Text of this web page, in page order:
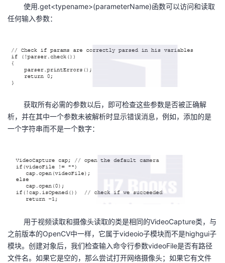
的
课
程
我
的
认
证
我
的
实
我
的
藏
我
技
术
支
持
的
云
声
建
使用.get<typename>(parameterName)函数可以访问和读取
任何输入参数：
获取所有必需的参数以后，即可检查这些参数是否被正确解
析，并在其中一个参数未被解析时显示错误消息，例如，添加的是
一个字符串而不是一个数字：
用于视频读取和摄像头读取的类是相同的VideoCapture类，与
之前版本的OpenCV中一样，它属于videoio子模块而不是highgui子
模块。创建对象后，我们检查输入命令行参数videoFile是否有路径
文件名。如果它是空的，那么尝试打开网络摄像头；如果它有文件